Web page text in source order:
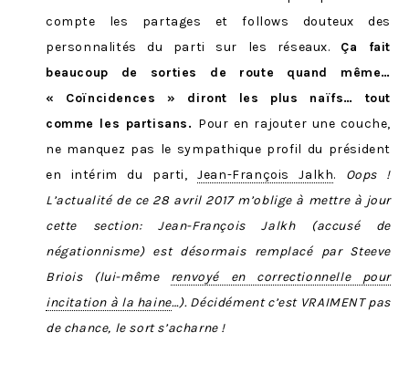
compte les partages et follows douteux des
personnalités du parti sur les réseaux. Ça fait
beaucoup de sorties de route quand même…
« Coïncidences » diront les plus naïfs… tout
comme les partisans. Pour en rajouter une couche,
ne manquez pas le sympathique profil du président
en intérim du parti,Jean-François Jalkh. Oops !
L’actualité de ce 28 avril 2017 m’oblige à mettre à jour
cette section: Jean-François Jalkh (accusé de
négationnisme) est désormais remplacé par Steeve
Briois (lui-même renvoyé en correctionnelle pour
incitation à la haine…). Décidément c’est VRAIMENT pas
de chance, le sort s’acharne !